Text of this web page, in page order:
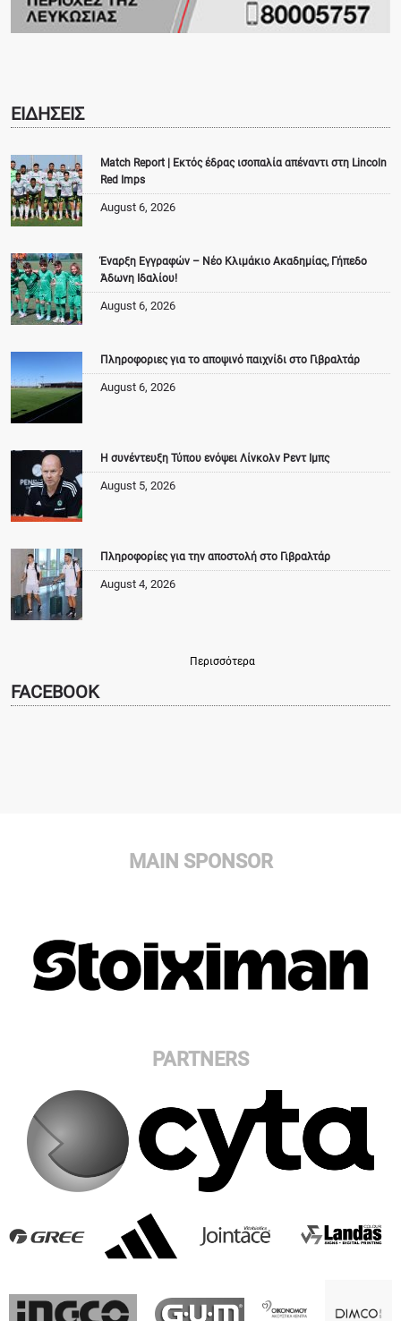
ΕΙΔΗΣΕΙΣ
Match Report | Εκτός έδρας ισοπαλία απέναντι στη Lincoln
Red Imps
August 6, 2026
Έναρξη Εγγραφών – Νέο Κλιμάκιο Ακαδημίας, Γήπεδο
Άδωνη Ιδαλίου!
August 6, 2026
Πληροφοριες για το αποψινό παιχνίδι στο Γιβραλτάρ
August 6, 2026
Η συνέντευξη Τύπου ενόψει Λίνκολν Ρεντ Ιμπς
August 5, 2026
Πληροφορίες για την αποστολή στο Γιβραλτάρ
August 4, 2026
Περισσότερα
FACEBOOK
MAIN SPONSOR
PARTNERS